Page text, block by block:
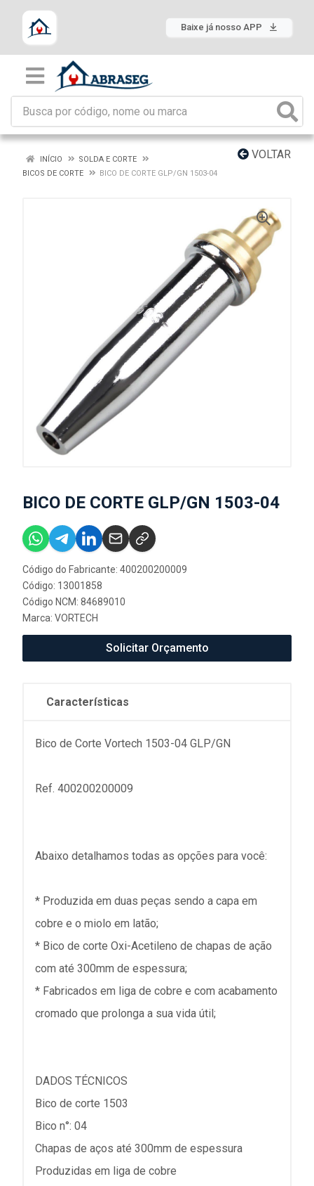
Baixe já nosso APP
VOLTAR
INÍCIO
SOLDA E CORTE
BICOS DE CORTE
BICO DE CORTE GLP/GN 1503-04
BICO DE CORTE GLP/GN 1503-04
Código do Fabricante: 400200200009
Código: 13001858
Código NCM: 84689010
Marca: VORTECH
Solicitar Orçamento
Características
Bico de Corte Vortech 1503-04 GLP/GN
Ref. 400200200009
Abaixo detalhamos todas as opções para você:
* Produzida em duas peças sendo a capa em
cobre e o miolo em latão;
* Bico de corte Oxi-Acetileno de chapas de ação
com até 300mm de espessura;
* Fabricados em liga de cobre e com acabamento
cromado que prolonga a sua vida útil;
DADOS TÉCNICOS
Bico de corte 1503
Bico n°: 04
Chapas de aços até 300mm de espessura
Produzidas em liga de cobre